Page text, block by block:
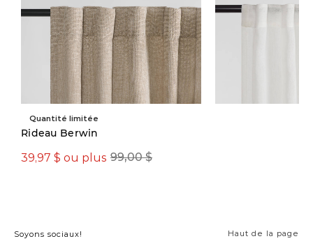
Quantité limitée
Rideau Berwin
99,00 $
39,97 $ ou plus
Haut de la page
Soyons sociaux!